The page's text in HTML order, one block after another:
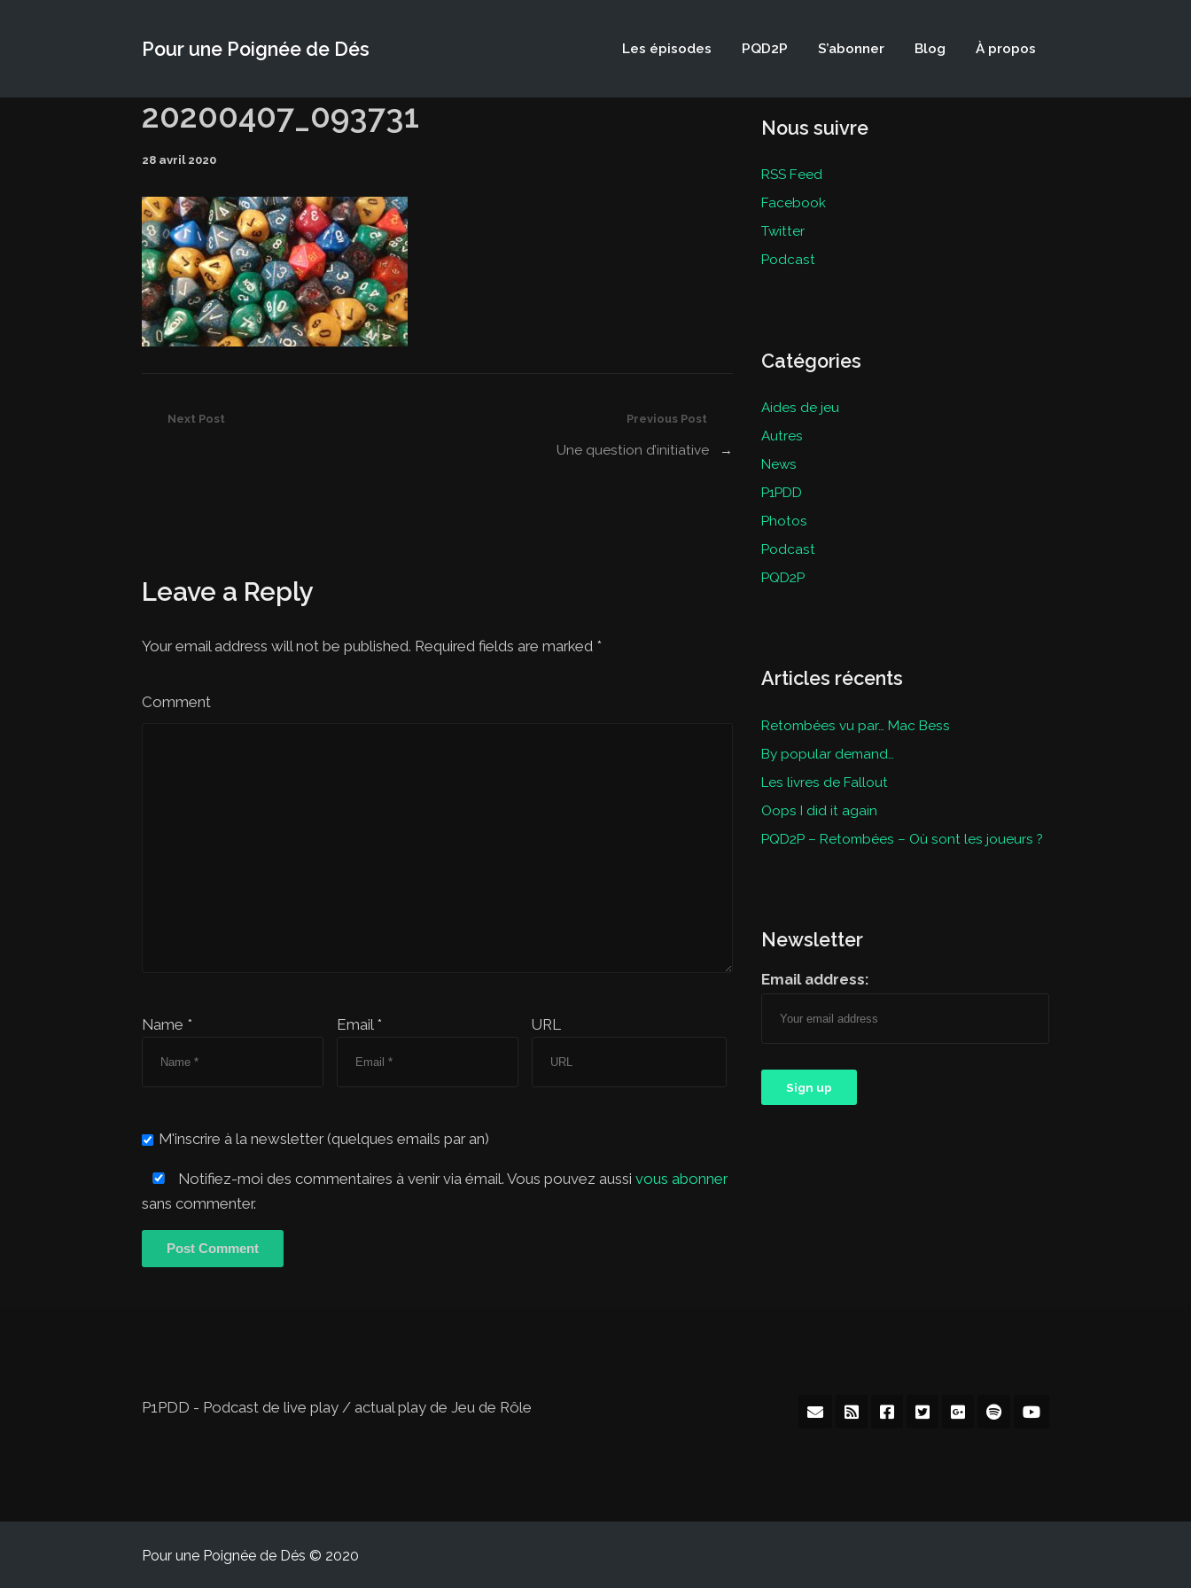
Pour une Poignée de Dés Les épisodes PQD2P S’abonner Blog À propos
20200407_093731
28 avril 2020
Previous Post
Une question d’initiative →
Next Post
Leave a Reply
Your email address will not be published. Required fields are marked *
Comment
Name * Email * URL
M'inscrire à la newsletter (quelques emails par an)
Notifiez-moi des commentaires à venir via émail. Vous pouvez aussi vous abonner
sans commenter.
Nous suivre
RSS Feed
Facebook
Twitter
Podcast
Catégories
Aides de jeu
Autres
News
P1PDD
Photos
Podcast
PQD2P
Articles récents
Retombées vu par… Mac Bess
By popular demand…
Les livres de Fallout
Oops I did it again
PQD2P – Retombées – Où sont les joueurs ?
Newsletter
Email address:
P1PDD - Podcast de live play / actual play de Jeu de Rôle
Pour une Poignée de Dés © 2020